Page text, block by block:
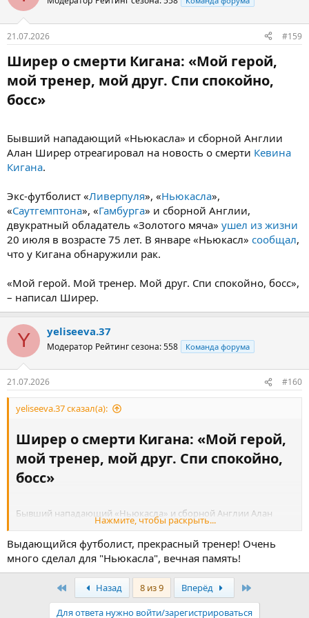
ближе к требованиям «сорок», которые хотят получить около
90 миллионов евро за игрока. Отмечается, что 20% от суммы
возможного трансфера должен получить «Лион», бывший
клуб бразильца.
В прошлом сезонеАПЛГимараэс провел 29 матчей, забил 9
голов и отдал 5 результативных передач.
21.07.2026 #159
Ширер о смерти Кигана: «Мой герой,
мой тренер, мой друг. Спи спокойно,
босс»​
Бывший нападающий «Ньюкасла» и сборной Англии
Алан Ширер отреагировал на новость о смерти Кевина
Кигана.
Экс-футболист «Ливерпуля», «Ньюкасла»,
«Саутгемптона», «Гамбурга» и сборной Англии,
двукратный обладатель «Золотого мяча» ушел из жизни
20 июля в возрасте 75 лет. В январе «Ньюкасл» сообщал,
что у Кигана обнаружили рак.
«Мой герой. Мой тренер. Мой друг. Спи спокойно, босс»,
– написал Ширер.
Y yeliseeva.37
Модератор Рейтинг сезона: 558 Команда форума
21.07.2026 #160
yeliseeva.37 сказал(а):
Ширер о смерти Кигана: «Мой герой,
мой тренер, мой друг. Спи спокойно,
босс»​
Бывший нападающий «Ньюкасла» и сборной Англии Алан
Ширер отреагировал на новость о смертиКевина Кигана
Экс-футболист «Ливерпуля», «Ньюкасла», «Саутгемптона »,
«Гамбурга» и сборной Англии, двукратный обладатель
«Золотого мяча»ушел из жизни20 июля в возрасте 75 лет. В
январе «Ньюкасл»сообщал
, что у Кигана обнаружили рак.
«Мой герой. Мой тренер. Мой друг. Спи спокойно, босс», –
Нажмите, чтобы раскрыть...
Выдающийся футболист, прекрасный тренер! Очень
много сделал для "Ньюкасла", вечная память!
ПервыйНазад 8 из 9 Вперёд
Для ответа нужно войти/зарегистрироваться